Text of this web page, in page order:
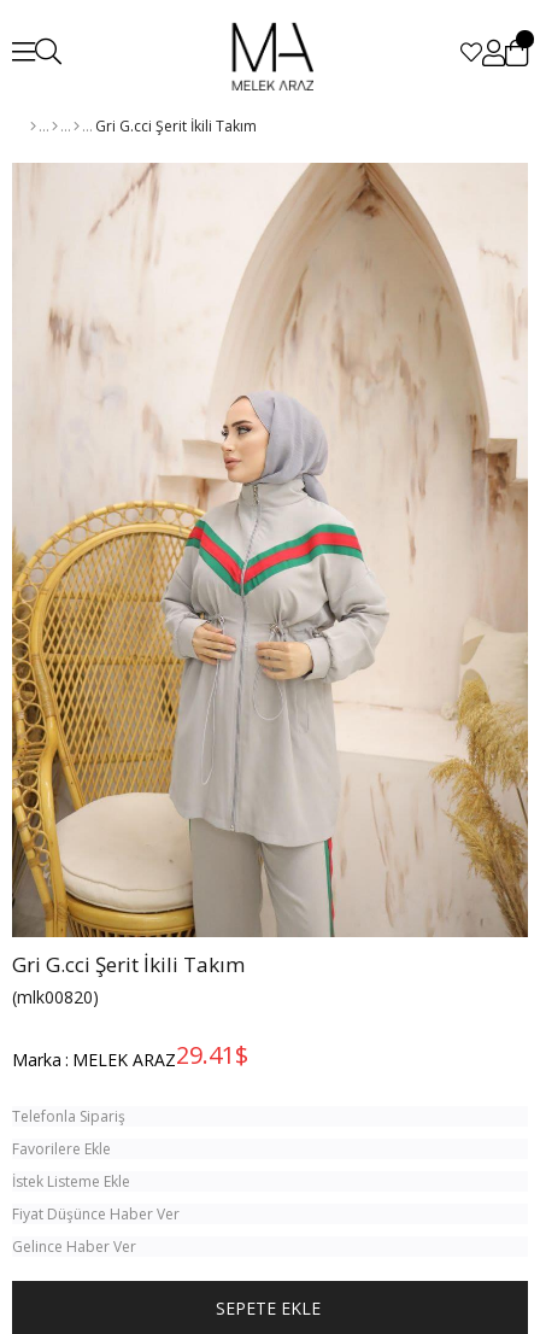
Gri G.cci Şerit İkili Takım
Gri G.cci Şerit İkili Takım
(mlk00820)
Marka : MELEK ARAZ29.41$
Telefonla Sipariş
Favorilere Ekle
İstek Listeme Ekle
Fiyat Düşünce Haber Ver
Gelince Haber Ver